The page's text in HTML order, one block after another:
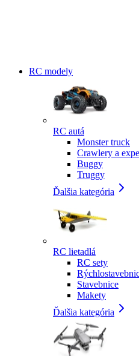
RC modely
RC autá
Monster truck
Crawlery a
Buggy
Truggy
Ďalšia kategória
RC lietadlá
RC sety
Stavebnice
Makety
Ďalšia kategória